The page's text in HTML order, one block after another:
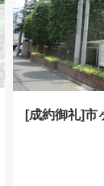
[成約御礼]市